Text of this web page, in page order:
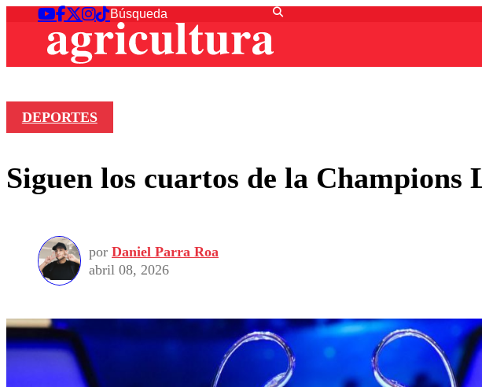
DEPORTES
Siguen los cuartos de la Champions
por Daniel Parra Roa
abril 08, 2026